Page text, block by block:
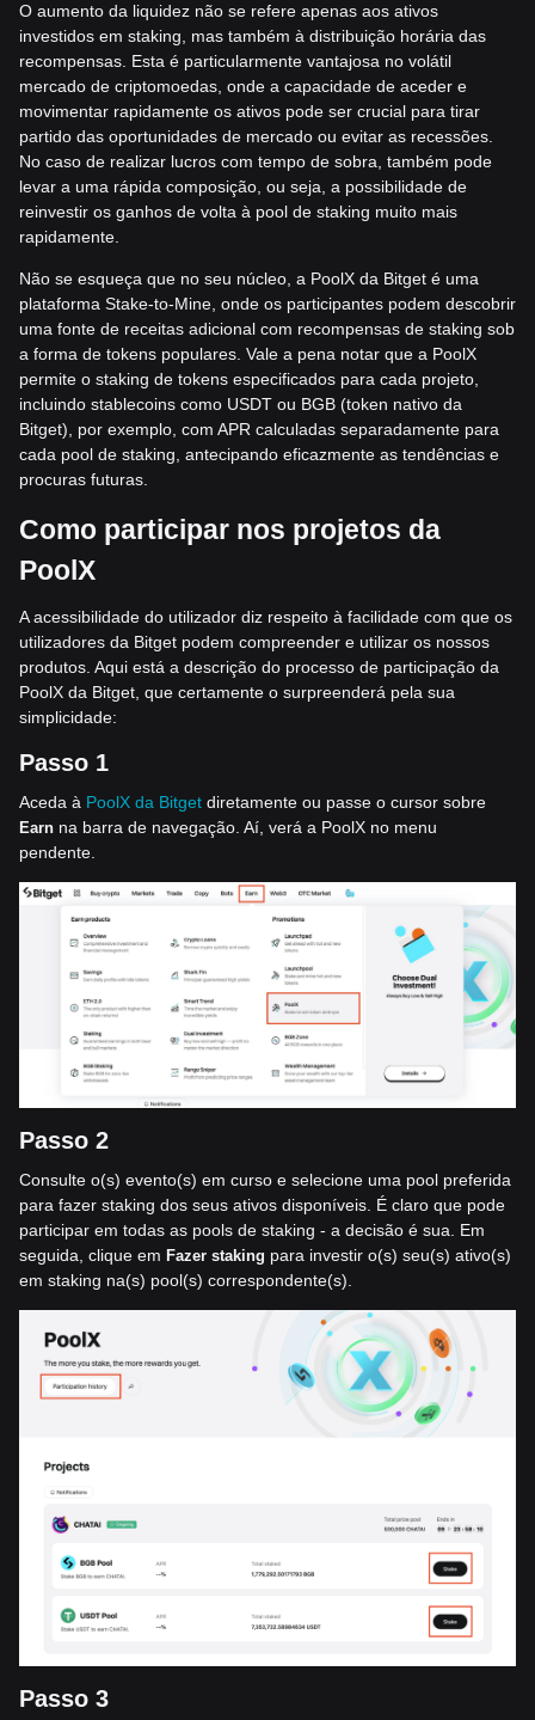
O aumento da liquidez não se refere apenas aos ativos
investidos em staking, mas também à distribuição horária das
recompensas. Esta é particularmente vantajosa no volátil
mercado de criptomoedas, onde a capacidade de aceder e
movimentar rapidamente os ativos pode ser crucial para tirar
partido das oportunidades de mercado ou evitar as recessões.
No caso de realizar lucros com tempo de sobra, também pode
levar a uma rápida composição, ou seja, a possibilidade de
reinvestir os ganhos de volta à pool de staking muito mais
rapidamente.
Não se esqueça que no seu núcleo, a PoolX da Bitget é uma
plataforma Stake-to-Mine, onde os participantes podem descobrir
uma fonte de receitas adicional com recompensas de staking sob
a forma de tokens populares. Vale a pena notar que a PoolX
permite o staking de tokens especificados para cada projeto,
incluindo stablecoins como USDT ou BGB (token nativo da
Bitget), por exemplo, com APR calculadas separadamente para
cada pool de staking, antecipando eficazmente as tendências e
procuras futuras.
Como participar nos projetos da
PoolX
A acessibilidade do utilizador diz respeito à facilidade com que os
utilizadores da Bitget podem compreender e utilizar os nossos
produtos. Aqui está a descrição do processo de participação da
PoolX da Bitget, que certamente o surpreenderá pela sua
simplicidade:
Passo 1
Aceda à PoolX da Bitget diretamente ou passe o cursor sobre
Earn na barra de navegação. Aí, verá a PoolX no menu
pendente.
Passo 2
Consulte o(s) evento(s) em curso e selecione uma pool preferida
para fazer staking dos seus ativos disponíveis. É claro que pode
participar em todas as pools de staking - a decisão é sua. Em
seguida, clique em Fazer staking para investir o(s) seu(s) ativo(s)
em staking na(s) pool(s) correspondente(s).
Passo 3